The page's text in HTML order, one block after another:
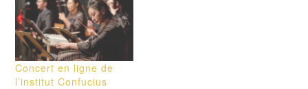
Concert en ligne de
l’institut Confucius